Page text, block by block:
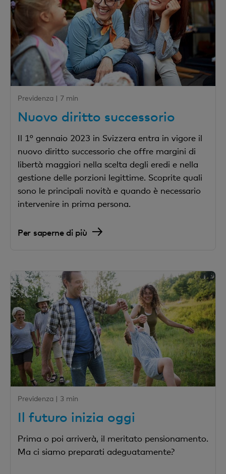
Previdenza | 7 min
Nuovo diritto successorio
Il 1° gennaio 2023 in Svizzera entra in vigore il
nuovo diritto successorio che offre margini di
libertà maggiori nella scelta degli eredi e nella
gestione delle porzioni legittime. Scoprite quali
sono le principali novità e quando è necessario
intervenire in prima persona.
Per saperne di più
Previdenza | 3 min
Il futuro inizia oggi
Prima o poi arriverà, il meritato pensionamento.
Ma ci siamo preparati adeguatamente?